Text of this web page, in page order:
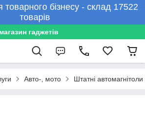
бізнесу - склад 17522
товарів
гаджетів
Авто-, мото Штатні автомагнітоли